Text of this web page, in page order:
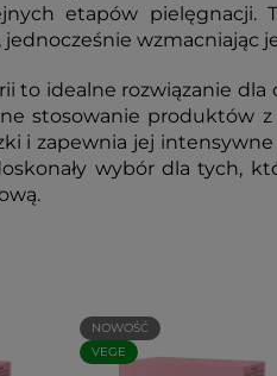
etapów pielęgnacji.
jednocześnie wzmacniając
to idealne rozwiązanie
stosowanie produktów
i zapewnia jej intensywne
wybór dla tych,
NOWOŚĆ
VEGE